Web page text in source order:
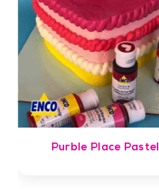
Purble Place Pastel